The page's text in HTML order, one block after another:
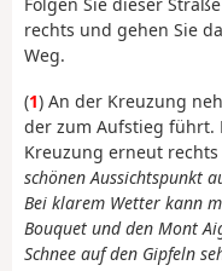
rechts und gehen Sie
Weg.
(1) An der Kreuzung
der zum Aufstieg führt.
Kreuzung erneut
schönen Aussichtspunkt
Bei klarem Wetter kann
Bouquet und den Mont
Schnee auf den Gipfeln